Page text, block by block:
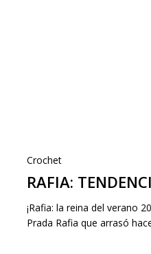
Crochet
RAFIA:
¡Rafia: la reina del verano
Prada Rafia que arrasó